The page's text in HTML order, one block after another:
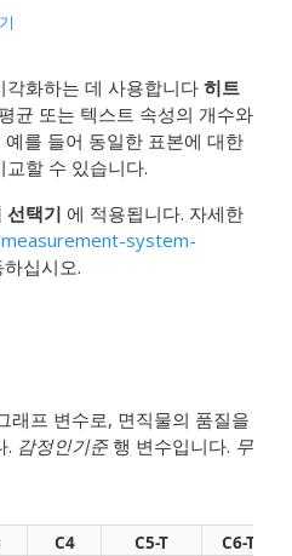
화하는 데 사용합니다 히트
균 또는 텍스트 속성의 개수와
를 들어 동일한 표본에 대한
할 수 있습니다.
선택기 에 적용됩니다. 자세한
system-
십시오.
래프 변수로, 면직물의 품질을
. 감정인기준행 변수입니다. 무
C4 C5-T
C6-T